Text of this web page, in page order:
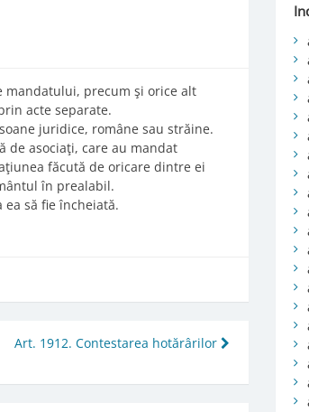
mandatului, precum şi orice alt
acte separate.
juridice, române sau străine.
de asociaţi, care au mandat
făcută de oricare dintre ei
în prealabil.
să fie încheiată.
Art. 1912. Contestarea hotărârilor